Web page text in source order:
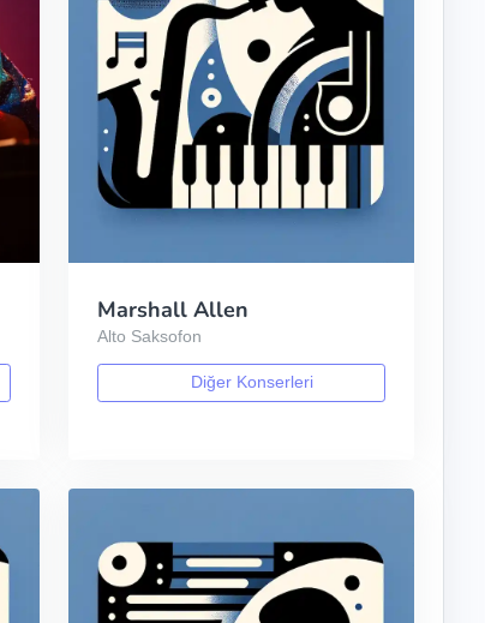
Marshall Allen
Alto Saksofon
Diğer Konserleri